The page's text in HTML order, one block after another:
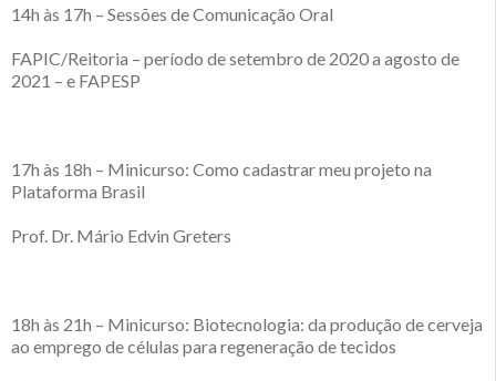
14h às 17h – Sessões de Comunicação Oral
FAPIC/Reitoria – período de setembro de 2020 a agosto de
2021 – e FAPESP
17h às 18h – Minicurso: Como cadastrar meu projeto na
Plataforma Brasil
Prof. Dr. Mário Edvin Greters
18h às 21h – Minicurso: Biotecnologia: da produção de cerveja
ao emprego de células para regeneração de tecidos